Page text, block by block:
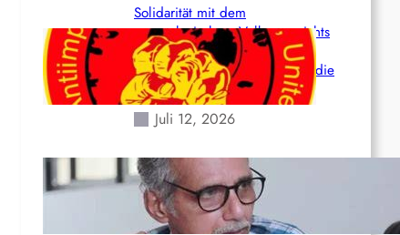
Solidarität mit dem
venezolanischem Volk angesichts
der verlorenen Leben und der
katastrophalen Situation durch die
Erdbeben des 24. Juni!
Juli 12, 2026
Indien: „Die Politik der
Kapitulation“ von K. Murali (Ajith)
Juli 1, 2026